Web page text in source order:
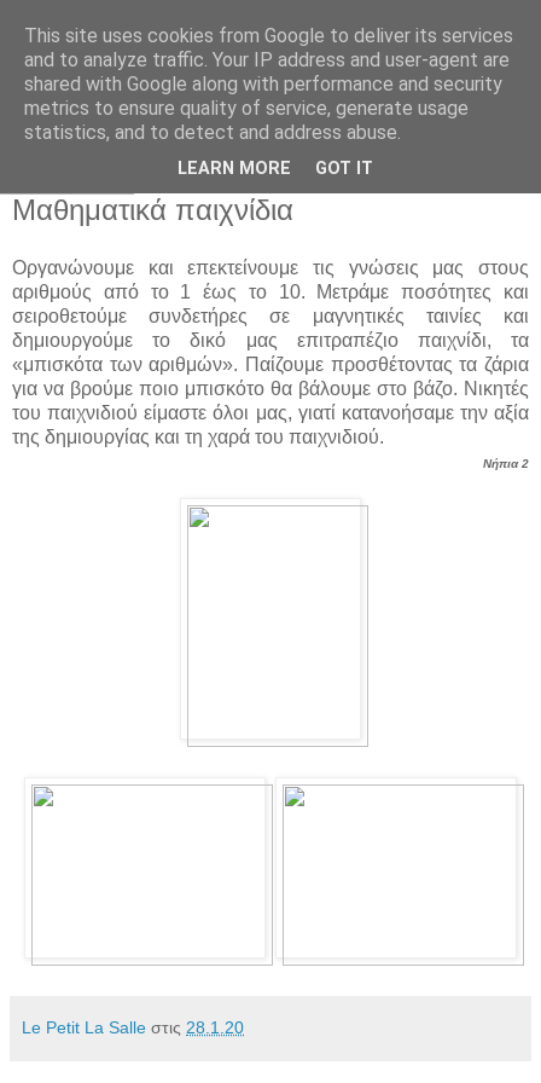
Παιδικός Σταθμός-
Νηπιαγωγείο "ΔΕΛΑΣΑΛ"
Μαθηματικά παιχνίδια
Οργανώνουμε και επεκτείνουμε τις γνώσεις μας στους
αριθμούς από το 1 έως το 10. Μετράμε ποσότητες και
σειροθετούμε συνδετήρες σε μαγνητικές ταινίες και
δημιουργούμε το δικό μας επιτραπέζιο παιχνίδι, τα
«μπισκότα των αριθμών». Παίζουμε προσθέτοντας τα ζάρια
για να βρούμε ποιo μπισκότο θα βάλουμε στο βάζο. Νικητές
του παιχνιδιού είμαστε όλοι μας, γιατί κατανοήσαμε την αξία
της δημιουργίας και τη χαρά του παιχνιδιού.
Νήπια 2
Le Petit La Salle στις 28.1.20
This site uses cookies from Google to deliver its services
and to analyze traffic. Your IP address and user-agent are
shared with Google along with performance and security
metrics to ensure quality of service, generate usage
statistics, and to detect and address abuse.
LEARN MORE GOT IT